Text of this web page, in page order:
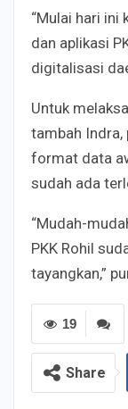
“Mulai hari ini
dan aplikasi
digitalisasi
Untuk
tambah Indra,
format data
sudah ada
“Mudah-
PKK Rohil
tayangkan,”
19
Share